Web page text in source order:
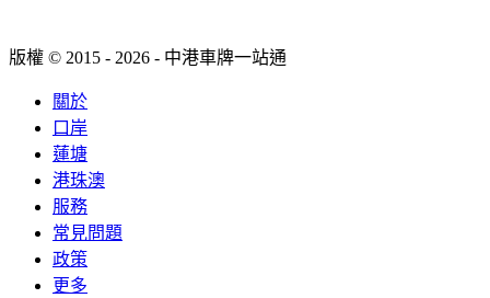
版權 © 2015 - 2026 - 中港車牌一站通
關於
口岸
蓮塘
港珠澳
服務
常見問題
政策
更多